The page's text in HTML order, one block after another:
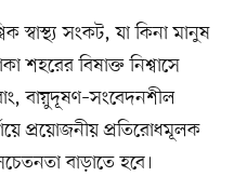
স্বাস্থ্য সংকট, যা কিনা মানুষ
শহরের বিষাক্ত নিশ্বাসে
বায়ুদূষণ–সংবেদনশীল
প্রয়োজনীয় প্রতিরোধমূলক
বাড়াতে হবে।